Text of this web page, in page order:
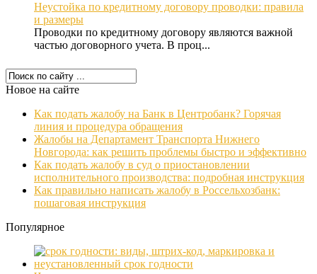
Неустойка по кредитному договору проводки: правила
и размеры
Проводки по кредитному договору являются важной
частью договорного учета. В проц...
Новое на сайте
Как подать жалобу на Банк в Центробанк? Горячая
линия и процедура обращения
Жалобы на Департамент Транспорта Нижнего
Новгорода: как решить проблемы быстро и эффективно
Как подать жалобу в суд о приостановлении
исполнительного производства: подробная инструкция
Как правильно написать жалобу в Россельхозбанк:
пошаговая инструкция
Популярное